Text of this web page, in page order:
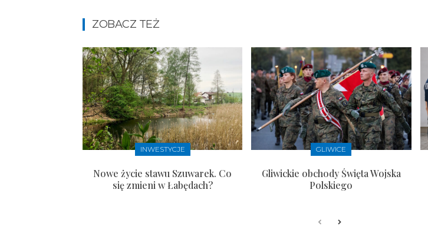
ZOBACZ TEŻ
INWESTYCJE
Nowe życie stawu Szuwarek. Co
się zmieni w Łabędach?
GLIWICE
Gliwickie obchody Święta Wojska
Polskiego